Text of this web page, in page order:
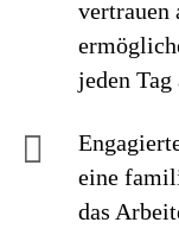
vertrauen
jeden Tag
eine
das